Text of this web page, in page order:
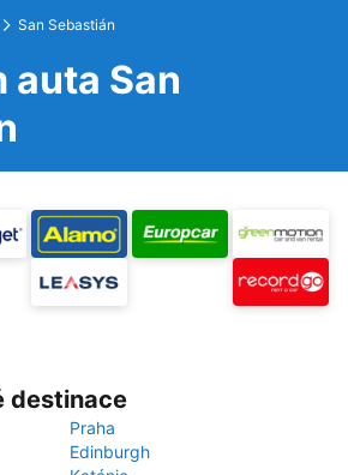
San Sebastián
auta San
destinace
Praha
Edinburgh